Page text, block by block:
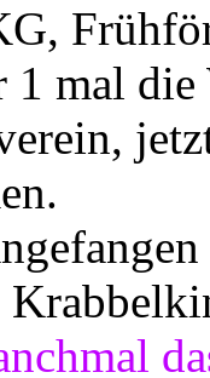
mal die